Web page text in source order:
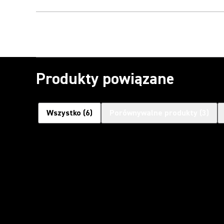
Produkty powiązane
Wszystko (6)